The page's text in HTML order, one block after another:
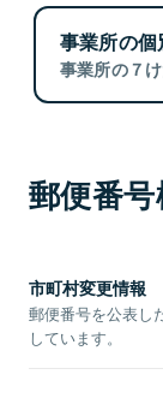
事業所の個
事業所の７
郵便番
市町村変更情報
郵便番号を公表し
しています。